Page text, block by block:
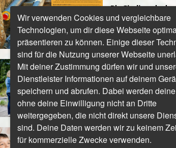
Die Stadtwerke
das Fernwärmenetz
DEM MÜLL AUF
Frau Bialek setzt
eine saubere
LESEN ODER
Wie wir Bücher
Wir verwenden Cookies und vergleichbare
Technologien, um dir diese Webseite
präsentieren zu können. Einige dieser
sind für die Nutzung unserer Webseite
Mit deiner Zustimmung dürfen wir und
Dienstleister Informationen auf deinem
speichern und abrufen. Dabei werden
ohne deine Einwilligung nicht an Dritte
weitergegeben, die nicht direkt unsere
sind. Deine Daten werden wir zu keinem
für kommerzielle Zwecke verwenden.